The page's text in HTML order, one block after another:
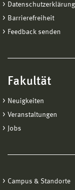
Datenschutzerklärung
Barrierefreiheit
Feedback senden
Fakultät
Neuigkeiten
Veranstaltungen
Jobs
Campus & Standorte